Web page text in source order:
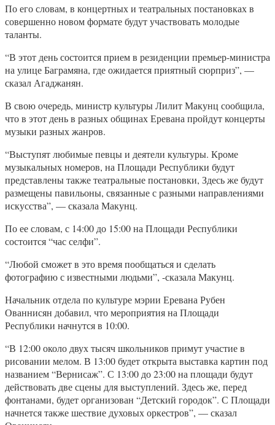
По его словам, в концертных и театральных постановках в
совершенно новом формате будут участвовать молодые
таланты.
“В этот день состоится прием в резиденции премьер-министра
на улице Баграмяна, где ожидается приятный сюрприз”, —
сказал Агаджанян.
В свою очередь, министр культуры Лилит Макунц сообщила,
что в этот день в разных общинах Еревана пройдут концерты
музыки разных жанров.
“Выступят любимые певцы и деятели культуры. Кроме
музыкальных номеров, на Площади Республики будут
представлены также театральные постановки, Здесь же будут
размещены павильоны, связанные с разными направлениями
искусства”, — сказала Макунц.
По ее словам, с 14:00 до 15:00 на Площади Республики
состоится “час селфи”.
“Любой сможет в это время пообщаться и сделать
фотографию с известными людьми”, -сказала Макунц.
Начальник отдела по культуре мэрии Еревана Рубен
Ованнисян добавил, что мероприятия на Площади
Республики начнутся в 10:00.
“В 12:00 около двух тысяч школьников примут участие в
рисовании мелом. В 13:00 будет открыта выставка картин под
названием “Вернисаж”. С 13:00 до 23:00 на площади будут
действовать две сцены для выступлений. Здесь же, перед
фонтанами, будет организован “Детский городок”. С Площади
начнется также шествие духовых оркестров”, — сказал